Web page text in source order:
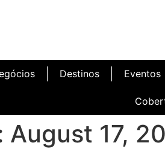
Destinos Eventos
August 17,